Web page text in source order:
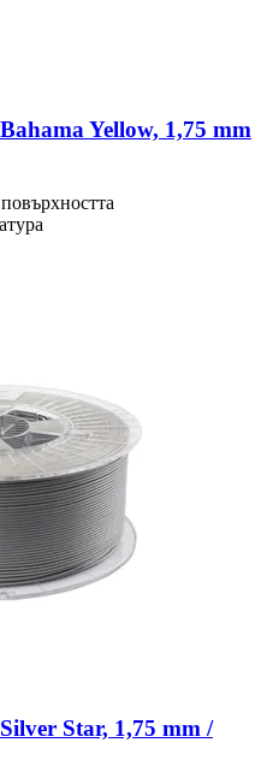
Yellow, 1,75 mm
Star, 1,75 mm /